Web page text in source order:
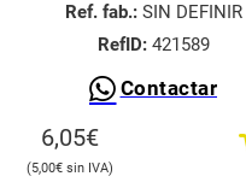
Ref. fab.:SIN DEFINIR
RefID:421589
Contactar
6,05€
5,00€